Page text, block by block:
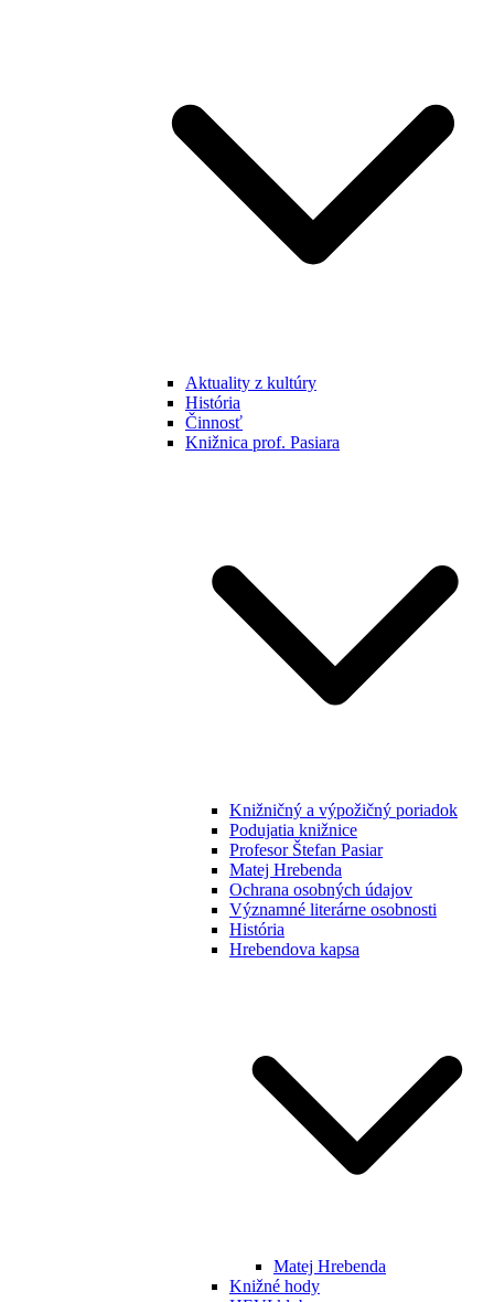
Aktuality z kultúry
História
Činnosť
Knižnica prof. Pasiara
Knižničný a výpožičný poriadok
Podujatia knižnice
Profesor Štefan Pasiar
Matej Hrebenda
Ochrana osobných údajov
Významné literárne osobnosti
História
Hrebendova kapsa
Matej Hrebenda
Knižné hody